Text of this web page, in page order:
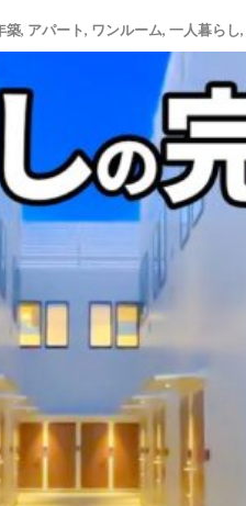
築, アパート, ワンルーム, 一人暮らし,